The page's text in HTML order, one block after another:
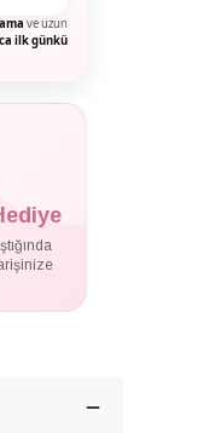
ve uzun
ilk günkü